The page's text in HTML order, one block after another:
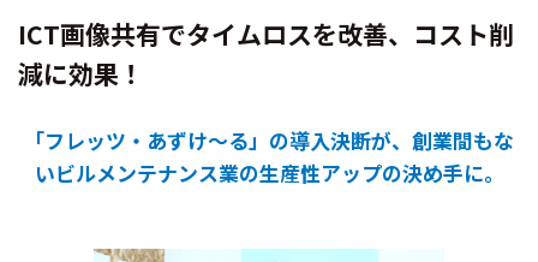
ICT画像共有でタイムロスを改善、コスト削
減に効果！
「フレッツ・あずけ～る」の導入決断が、 創業間もな
いビルメンテナンス業の生産性アップの決め手に。